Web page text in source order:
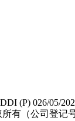
(P) 026/05/
有（公司登记号